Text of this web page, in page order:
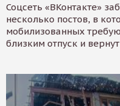
Соцсеть «ВКонтакте»
несколько постов, в
мобилизованных
близким отпуск и